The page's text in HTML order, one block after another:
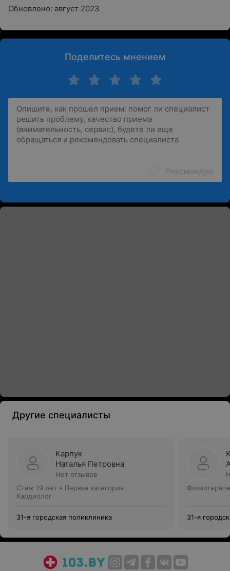
Обновлено: август 2023
Поделитесь мнением
Рекомендую
Другие специалисты
Карпук
Наталья Петровна
Нет отзывов
Стаж 19 лет • Первая категория
Кардиолог
31-я городская поликлиника 31-я